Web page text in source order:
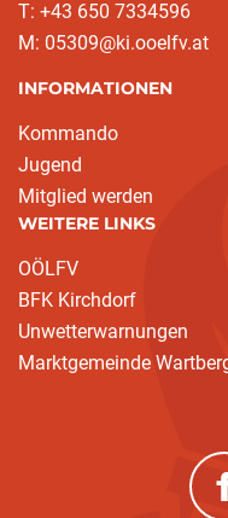
T: +43 650 7334596
M: 05309@ki.ooelfv.at
INFORMATIONEN
Kommando
Jugend
Mitglied werden
WEITERE LINKS
OÖLFV
BFK Kirchdorf
Unwetterwarnungen
Marktgemeinde